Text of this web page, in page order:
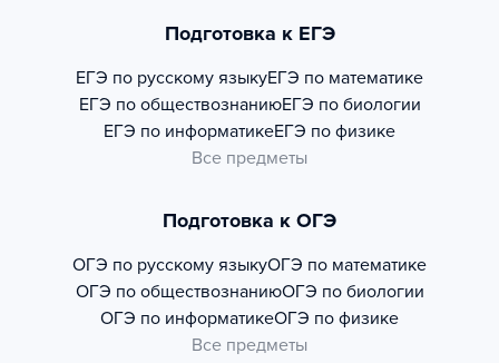
Подготовка к ЕГЭ
ЕГЭ по русскому языкуЕГЭ по математике
ЕГЭ по обществознаниюЕГЭ по биологии
ЕГЭ по информатикеЕГЭ по физике
Все предметы
Подготовка к ОГЭ
ОГЭ по русскому языкуОГЭ по математике
ОГЭ по обществознаниюОГЭ по биологии
ОГЭ по информатикеОГЭ по физике
Все предметы